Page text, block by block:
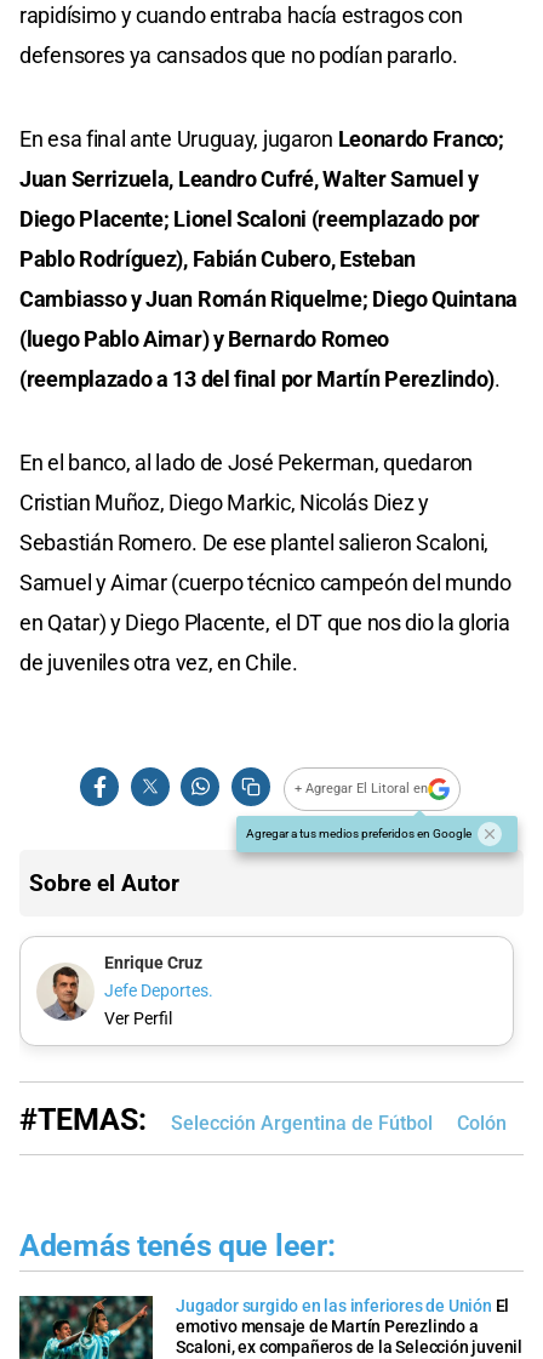
rapidísimo y cuando entraba hacía estragos con
defensores ya cansados que no podían pararlo.
En esa final ante Uruguay, jugaron Leonardo Franco;
Juan Serrizuela, Leandro Cufré, Walter Samuel y
Diego Placente; Lionel Scaloni (reemplazado por
Pablo Rodríguez), Fabián Cubero, Esteban
Cambiasso y Juan Román Riquelme; Diego Quintana
(luego Pablo Aimar) y Bernardo Romeo
(reemplazado a 13 del final por Martín Perezlindo).
En el banco, al lado de José Pekerman, quedaron
Cristian Muñoz, Diego Markic, Nicolás Diez y
Sebastián Romero. De ese plantel salieron Scaloni,
Samuel y Aimar (cuerpo técnico campeón del mundo
en Qatar) y Diego Placente, el DT que nos dio la gloria
de juveniles otra vez, en Chile.
+ Agregar El Litoral en
Agregar a tus medios preferidos en Google
Sobre el Autor
Enrique Cruz
Jefe Deportes.
Ver Perfil
#TEMAS: Selección Argentina de Fútbol Colón
Además tenés que leer:
Jugador surgido en las inferiores de Unión El
emotivo mensaje de Martín Perezlindo a
Scaloni, ex compañeros de la Selección juvenil